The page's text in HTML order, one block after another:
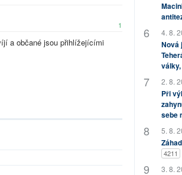
1
a občané jsou přihlížejícími
4. 8.
Nová
2. 8.
Při
sebe
5. 8.
4211
3. 8.